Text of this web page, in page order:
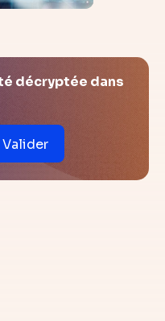
décryptée dans
Valider